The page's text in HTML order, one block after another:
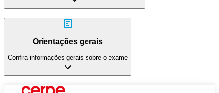
Orientações gerais
Confira informações gerais sobre o exame